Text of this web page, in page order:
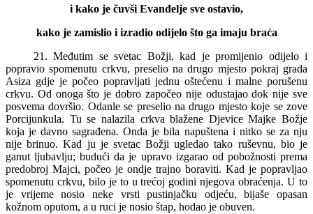
i kako je čuvši Evanđelje sve ostavio,
kako je zamislio i izradio odijelo što ga imaju braća
21. Međutim se svetac Božji, kad je promijenio odijelo i
popravio spomenutu crkvu, preselio na drugo mjesto pokraj grada
Asiza gdje je počeo popravljati jednu oštećenu i malne porušenu
crkvu. Od onoga što je dobro započeo nije odustajao dok nije sve
posvema dovršio. Odanle se preselio na drugo mjesto koje se zove
Porcijunkula. Tu se nalazila crkva blažene Djevice Majke Božje
koja je davno sagrađena. Onda je bila napuštena i nitko se za nju
nije brinuo. Kad ju je svetac Božji ugledao tako ruševnu, bio je
ganut ljubavlju; budući da je upravo izgarao od pobožnosti prema
predobroj Majci, počeo je ondje trajno boraviti. Kad je popravljao
spomenutu crkvu, bilo je to u trećoj godini njegova obraćenja. U to
je vrijeme nosio neke vrsti pustinjačku odjeću, bijaše opasan
kožnom oputom, a u ruci je nosio štap, hodao je obuven.